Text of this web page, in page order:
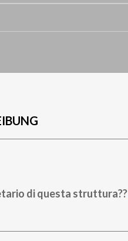
di questa struttura??